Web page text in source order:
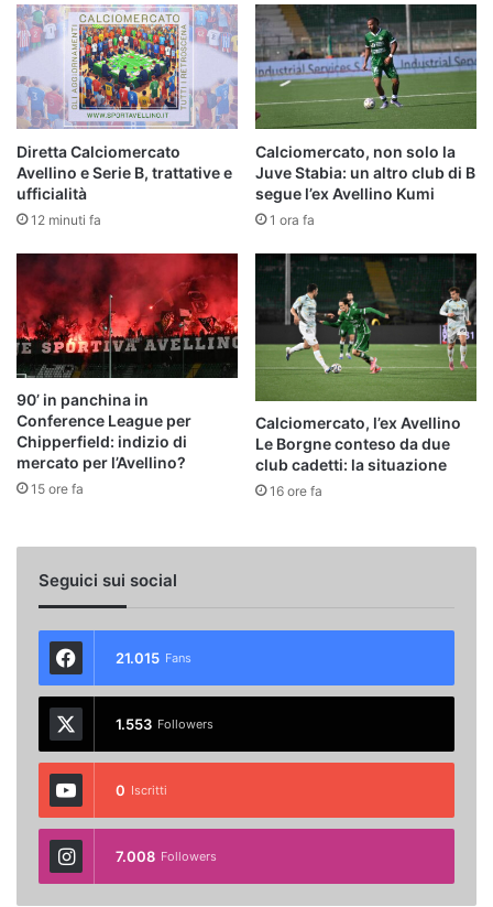
Diretta Calciomercato
Avellino e Serie B, trattative e
ufficialità
12 minuti fa
Calciomercato, non solo la
Juve Stabia: un altro club di B
segue l’ex Avellino Kumi
1 ora fa
90’ in panchina in
Conference League per
Chipperfield: indizio di
mercato per l’Avellino?
15 ore fa
Calciomercato, l’ex Avellino
Le Borgne conteso da due
club cadetti: la situazione
16 ore fa
Seguici sui social
21.015 Fans
1.553 Followers
0 Iscritti
7.008 Followers